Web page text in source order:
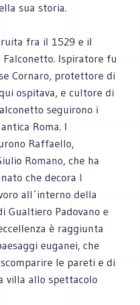
sua storia.
fra il 1529 e il
Falconetto. Ispiratore fu
Cornaro, protettore di
ospitava, e cultore di
seguirono i
Roma. I
Raffaello,
Romano, che ha
che decora l
all´interno della
Gualtiero Padovano e
è raggiunta
euganei, che
le pareti e di
villa allo spettacolo